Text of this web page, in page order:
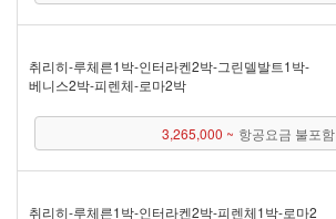
취리히 - 루체른 1박 - 인터라켄 2박 - 그린델발트 1박 -
베니스 2박 - 피렌체 - 로마 2박
3,265,000 ~ 항공요금 불포함
취리히 - 루체른 1박 - 인터라켄 2박 - 피렌체 1박 - 로마 2